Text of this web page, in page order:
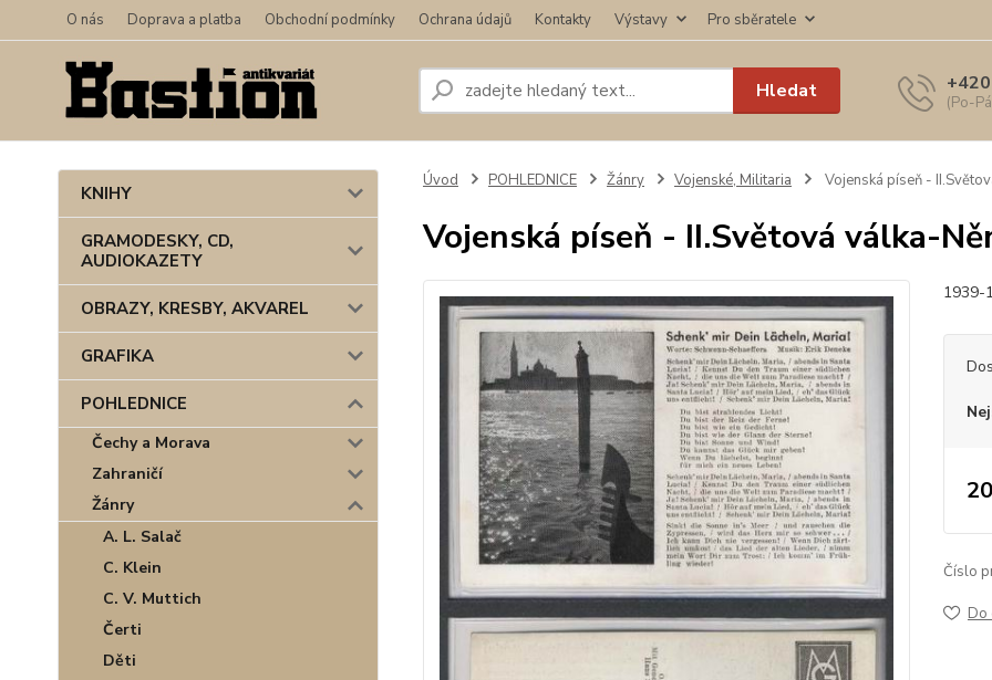
O nás Doprava a platba Obchodní podmínky Ochrana údajů Kontakty Výstavy Pro sběratele
Hledat (Po-
KNIHY
GRAMODESKY, CD,
AUDIOKAZETY
OBRAZY, KRESBY, AKVAREL
GRAFIKA
POHLEDNICE
Čechy a Morava
Zahraničí
Žánry
A. L. Salač
C. Klein
C. V. Muttich
Čerti
Děti
Úvod POHLEDNICE Žánry Vojenské, Militaria Vojenská píseň -
Vojenská píseň - II.Světová válka-
1939-
Číslo
Do